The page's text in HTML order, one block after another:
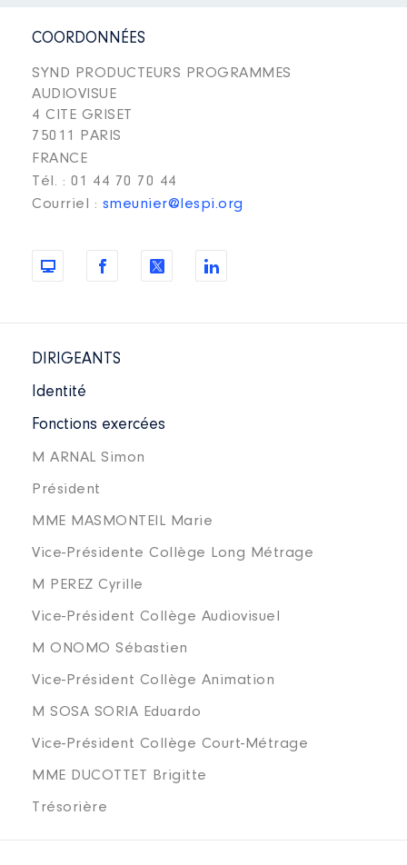
COORDONNÉES
SYND PRODUCTEURS PROGRAMMES
AUDIOVISUE
4 CITE GRISET
75011 PARIS
FRANCE
Tél. : 01 44 70 70 44
Courriel : smeunier@lespi.org
DIRIGEANTS
Identité
Fonctions exercées
M ARNAL Simon
Président
MME MASMONTEIL Marie
Vice-Présidente Collège Long Métrage
M PEREZ Cyrille
Vice-Président Collège Audiovisuel
M ONOMO Sébastien
Vice-Président Collège Animation
M SOSA SORIA Eduardo
Vice-Président Collège Court-Métrage
MME DUCOTTET Brigitte
Trésorière